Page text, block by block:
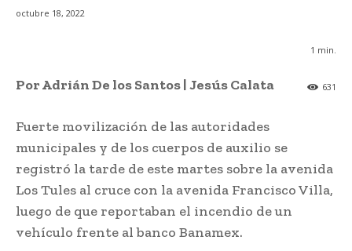
octubre 18, 2022
1 min.
631
Por Adrián De los Santos | Jesús Calata
Fuerte movilización de las autoridades
municipales y de los cuerpos de auxilio se
registró la tarde de este martes sobre la avenida
Los Tules al cruce con la avenida Francisco Villa,
luego de que reportaban el incendio de un
vehículo frente al banco Banamex.